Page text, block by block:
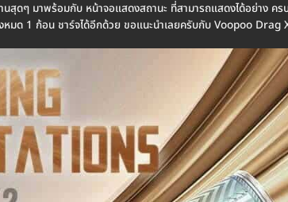
สุดๆ มาพร้อมกับ หน้าจอแสดงสถานะ ที่สามารถแสดงได้อย่าง คร
หมด 1 ก้อน ชาร์จได้อีกด้วย ขอแนะนำเลยครับกับ Voopoo Drag